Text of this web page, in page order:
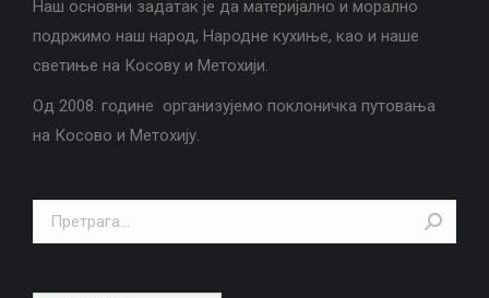
Наш основни задатак је да материјално и морално
подржимо наш народ, Народне кухиње, као и наше
светиње на Косову и Метохији.
Од 2008. године организујемо поклоничка путовања
на Косово и Метохију.
Search: